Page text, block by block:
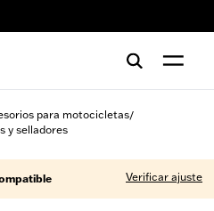
para motocicletas/
y selladores
Verificar ajuste